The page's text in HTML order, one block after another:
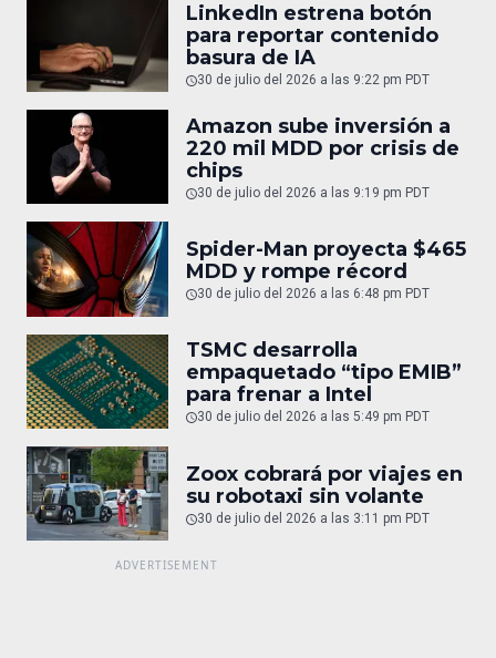
LinkedIn estrena botón
para reportar contenido
basura de IA
30 de julio del 2026 a las 9:22 pm PDT
Amazon sube inversión a
220 mil MDD por crisis de
chips
30 de julio del 2026 a las 9:19 pm PDT
Spider-Man proyecta $465
MDD y rompe récord
30 de julio del 2026 a las 6:48 pm PDT
TSMC desarrolla
empaquetado “tipo EMIB”
para frenar a Intel
30 de julio del 2026 a las 5:49 pm PDT
Zoox cobrará por viajes en
su robotaxi sin volante
30 de julio del 2026 a las 3:11 pm PDT